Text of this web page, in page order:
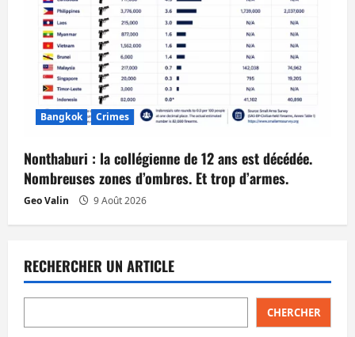
Bangkok Crimes
Nonthaburi : la collégienne de 12 ans est décédée.
Nombreuses zones d’ombres. Et trop d’armes.
Geo Valin 9 Août 2026
RECHERCHER UN ARTICLE
CHERCHER